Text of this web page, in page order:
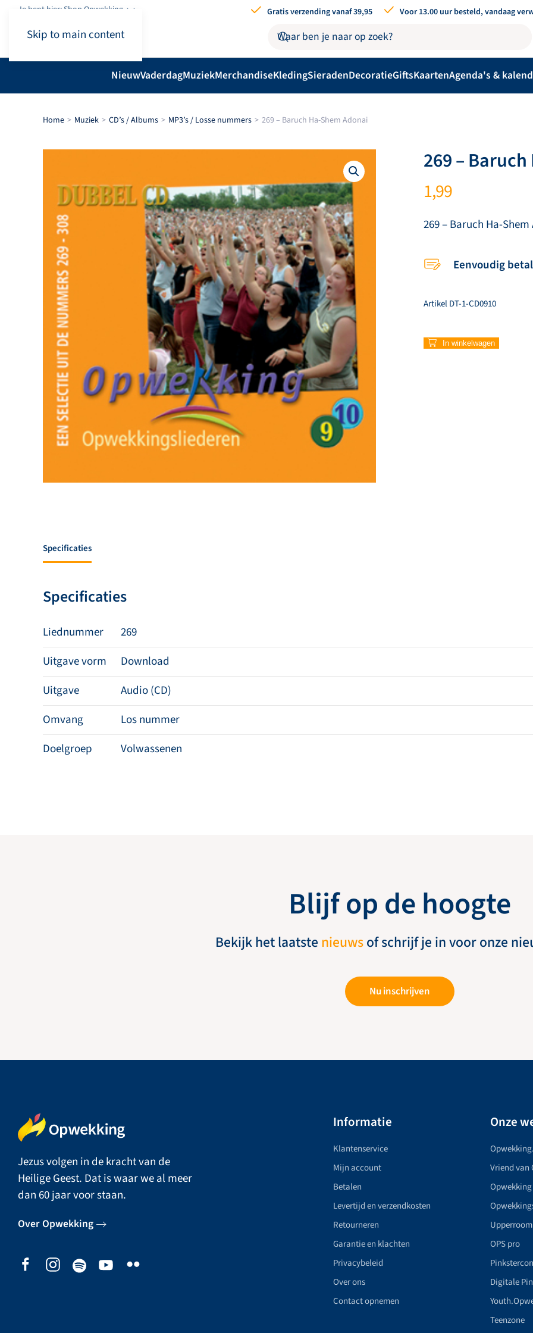
Skip to main content
Je bent hier: Shop.Opwekking Gratis verzending vanaf 39,95 Voor 13.00 uur besteld, vandaag
NieuwVaderdagMuziekMerchandiseKledingSieradenDecoratieGiftsKaartenAgenda's &
Home Muziek CD’s / Albums MP3’s / Losse nummers 269 – Baruch Ha-Shem Adonai
269 –
1,99
269 – Baruch Ha-
Eenvoudig
ArtikelDT-1-CD0910
269
–
In winkelwagen
Specificaties
Specificaties
Liednummer
269
Uitgave vorm
Download
Uitgave
Audio (CD)
Omvang
Los nummer
Doelgroep
Volwassenen
Blijf op de hoogte
Bekijk het laatste nieuwsof schrijf je in voor onze
Nu inschrijven
Jezus volgen in de kracht van de
Heilige Geest. Dat is waar we al meer
dan 60 jaar voor staan.
Over Opwekking
Informatie
Klantenservice
Mijn account
Betalen
Levertijd en verzendkosten
Retourneren
Garantie en klachten
Privacybeleid
Over ons
Contact opnemen
Onze
Vriend van
Upperroom
OPS pro
Digitale
Teenzone